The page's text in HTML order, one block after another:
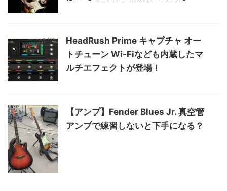
HeadRush Prime キャプチャ オー
トチューン Wi-Fiなども内蔵したマ
ルチエフェクトが登場！
【アンプ】Fender Blues Jr. 真空管
アンプで練習しないと下手になる？